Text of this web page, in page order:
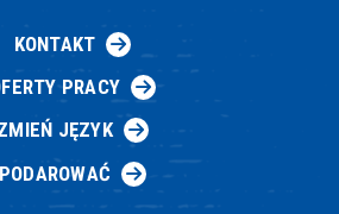
KONTAKT
PRACY
JĘZYK
PODAROWAĆ